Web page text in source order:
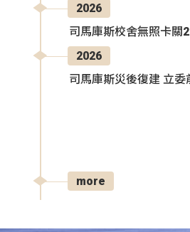
2026
司馬庫斯校舍無照卡關
2026
司馬庫斯災後復建 立
more